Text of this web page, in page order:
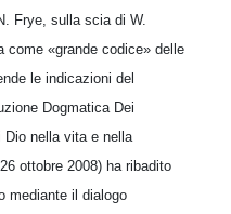
Frye, sulla scia di W.
come «grande codice» delle
le indicazioni del
Dogmatica Dei
Dio nella vita e nella
ottobre 2008) ha ribadito
mediante il dialogo